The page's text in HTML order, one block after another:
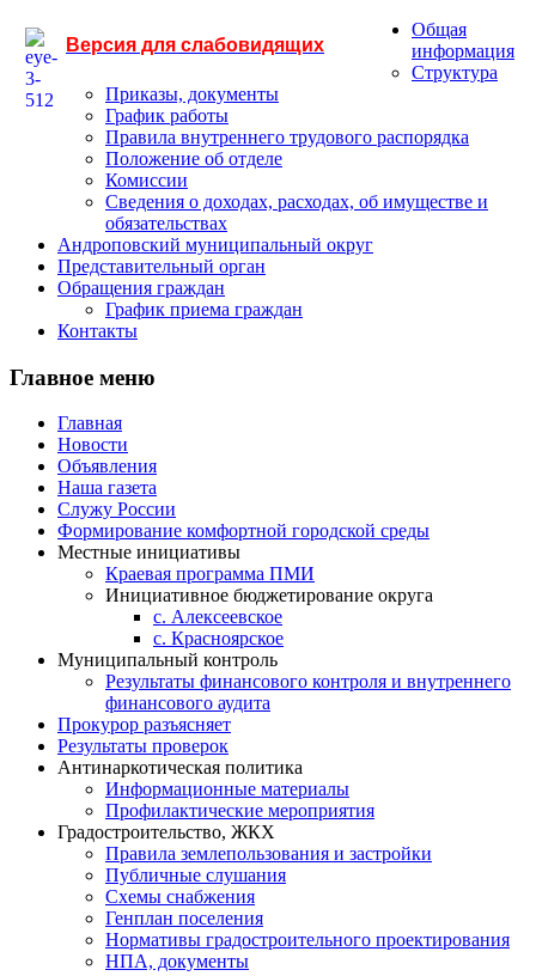
Версия для слабовидящих
Общая
информация
Структура
Приказы, документы
График работы
Правила внутреннего трудового распорядка
Положение об отделе
Комиссии
Сведения о доходах, расходах, об имуществе и
обязательствах
Андроповский муниципальный округ
Представительный орган
Обращения граждан
График приема граждан
Контакты
Главное меню
Главная
Новости
Объявления
Наша газета
Служу России
Формирование комфортной городской среды
Местные инициативы
Краевая программа ПМИ
Инициативное бюджетирование округа
с. Алексеевское
с. Красноярское
Муниципальный контроль
Результаты финансового контроля и внутреннего
финансового аудита
Прокурор разъясняет
Результаты проверок
Антинаркотическая политика
Информационные материалы
Профилактические мероприятия
Градостроительство, ЖКХ
Правила землепользования и застройки
Публичные слушания
Схемы снабжения
Генплан поселения
Нормативы градостроительного проектирования
НПА, документы